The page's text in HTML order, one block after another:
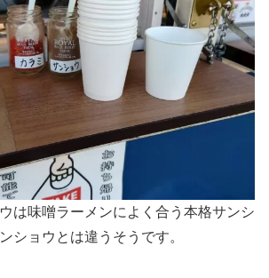
は味噌ラーメンによく合う本格サンシ
ショウとは違うそうです。